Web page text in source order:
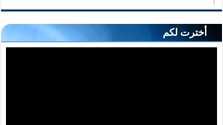
أخترت لكم